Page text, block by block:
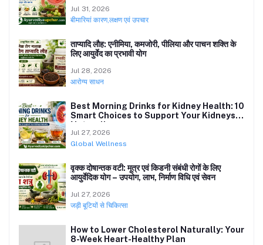
Jul 31, 2026
बीमारियां कारण,लक्षण एवं उपचार
ताप्यादि लौह: एनीमिया, कमजोरी, पीलिया और पाचन शक्ति के
लिए आयुर्वेद का प्रभावी योग
Jul 28, 2026
आरोग्य साधन
Best Morning Drinks for Kidney Health: 10
Smart Choices to Support Your Kidneys
Naturally
Jul 27, 2026
Global Wellness
वृक्क दोषान्तक वटी: मूत्र एवं किडनी संबंधी रोगों के लिए
आयुर्वेदिक योग – उपयोग, लाभ, निर्माण विधि एवं सेवन
Jul 27, 2026
जड़ी बूटियों से चिकित्सा
How to Lower Cholesterol Naturally: Your
8-Week Heart-Healthy Plan